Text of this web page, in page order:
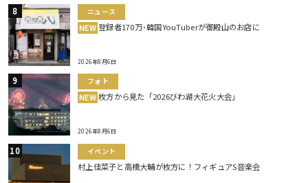
ニュース
NEW 登録者170万･韓国YouTuberが御殿山のお店に
2026年8月6日
フォト
NEW 枚方から見た「2026びわ湖大花火大会」
2026年8月6日
イベント
村上佳菜子と高橋大輔が枚方に！フィギュアS音楽会